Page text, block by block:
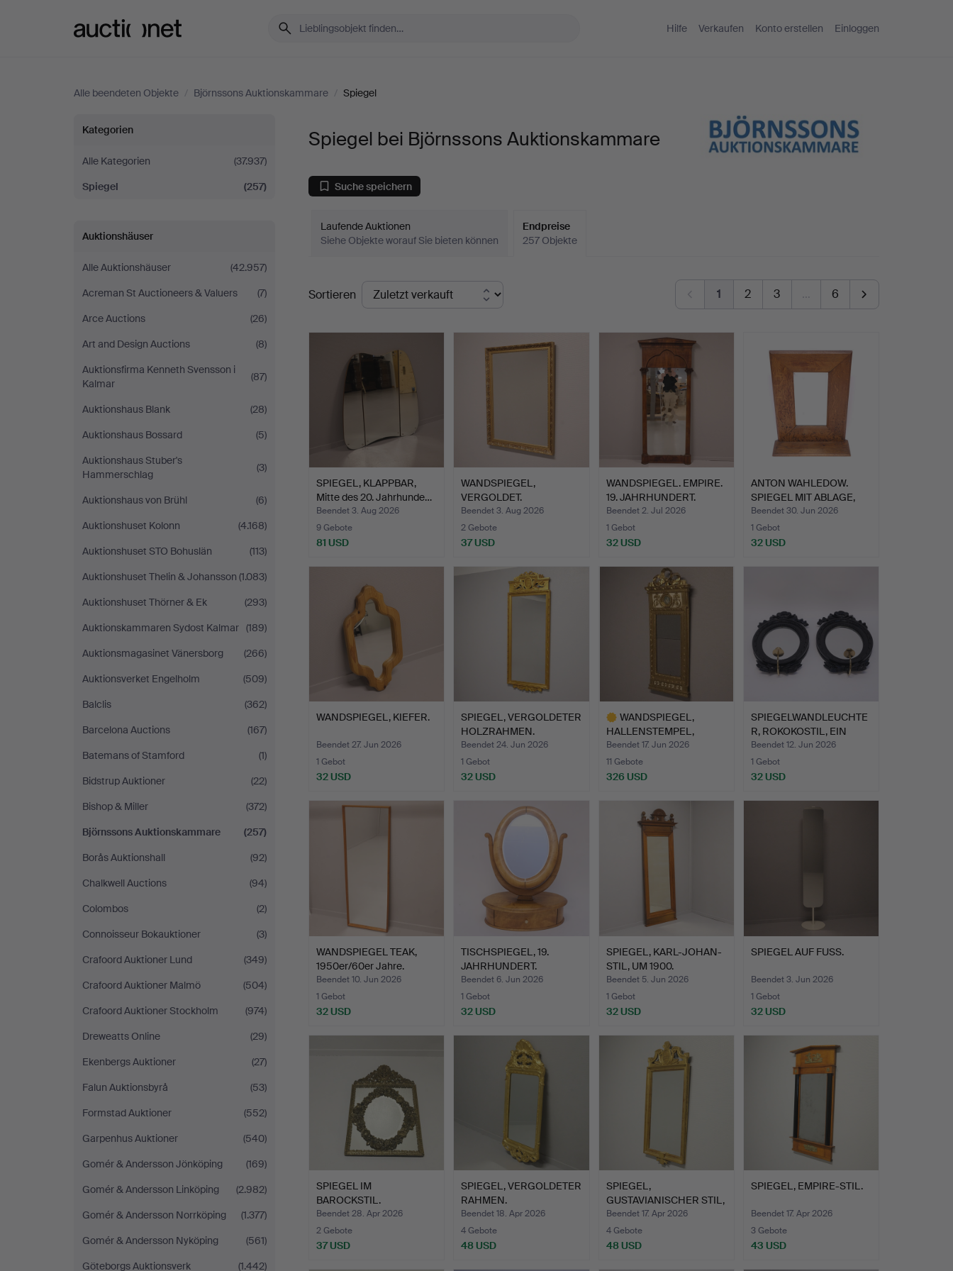
Hilfe Verkaufen Konto erstellen Einloggen
Alle beendeten Objekte / Björnssons Auktionskammare / Spiegel
Spiegel
bei
Björnssons
Auktionskammare
Kategorien
Alle Kategorien
(37.937)
Spiegel
(257)
Auktionshäuser
Alle Auktionshäuser
(42.957)
Acreman St Auctioneers & Valuers
(7)
Arce Auctions
(26)
Art and Design Auctions
(8)
Auktionsfirma Kenneth Svensson i
Kalmar
(87)
Auktionshaus Blank
(28)
Auktionshaus Bossard
(5)
Auktionshaus Stuber's
Hammerschlag
(3)
Auktionshaus von Brühl
(6)
Auktionshuset Kolonn
(4.168)
Auktionshuset STO Bohuslän
(113)
Auktionshuset Thelin & Johansson (1.083)
Auktionshuset Thörner & Ek
(293)
Auktionskammaren Sydost Kalmar (189)
Auktionsmagasinet Vänersborg
(266)
Auktionsverket Engelholm
(509)
Balclis
(362)
Barcelona Auctions
(167)
Batemans of Stamford
(1)
Bidstrup Auktioner
(22)
Bishop & Miller
(372)
Björnssons Auktionskammare
(257)
Borås Auktionshall
(92)
Chalkwell Auctions
(94)
Colombos
(2)
Connoisseur Bokauktioner
(3)
Crafoord Auktioner Lund
(349)
Crafoord Auktioner Malmö
(504)
Crafoord Auktioner Stockholm
(974)
Dreweatts Online
(29)
Ekenbergs Auktioner
(27)
Falun Auktionsbyrå
(53)
Formstad Auktioner
(552)
Garpenhus Auktioner
(540)
Gomér & Andersson Jönköping
(169)
Gomér & Andersson Linköping
(2.982)
Gomér & Andersson Norrköping
(1.377)
Gomér & Andersson Nyköping
(561)
Göteborgs Auktionsverk
(1.442)
Spiegel bei Björnssons Auktionskammare
Suche speichern
Laufende Auktionen
Siehe Objekte worauf Sie bieten können
Endpreise
257 Objekte
Endpreise
Sortieren 1 2 3 … 6
SPIEGEL, KLAPPBAR,
Mitte des 20. Jahrhunde…
Beendet 3. Aug 2026
9 Gebote
81 USD
WANDSPIEGEL,
VERGOLDET.
Beendet 3. Aug 2026
2 Gebote
37 USD
WANDSPIEGEL. EMPIRE.
19. JAHRHUNDERT.
Beendet 2. Jul 2026
1 Gebot
32 USD
ANTON WAHLEDOW.
SPIEGEL MIT ABLAGE,
RÜCKSE…
Beendet 30. Jun 2026
1 Gebot
32 USD
WANDSPIEGEL, KIEFER.
Beendet 27. Jun 2026
1 Gebot
32 USD
SPIEGEL, VERGOLDETER
HOLZRAHMEN.
Beendet 24. Jun 2026
1 Gebot
32 USD
WANDSPIEGEL,
HALLENSTEMPEL,
GUSTAVIANISCH,…
Beendet 17. Jun 2026
11 Gebote
326 USD
SPIEGELWANDLEUCHTE
R, ROKOKOSTIL, EIN
PAAR,…
Beendet 12. Jun 2026
1 Gebot
32 USD
WANDSPIEGEL TEAK,
1950er/60er Jahre.
Beendet 10. Jun 2026
1 Gebot
32 USD
TISCHSPIEGEL, 19.
JAHRHUNDERT.
Beendet 6. Jun 2026
1 Gebot
32 USD
SPIEGEL, KARL-JOHAN-
STIL, UM 1900.
Beendet 5. Jun 2026
1 Gebot
32 USD
SPIEGEL AUF FUSS.
Beendet 3. Jun 2026
1 Gebot
32 USD
SPIEGEL IM
BAROCKSTIL.
Beendet 28. Apr 2026
2 Gebote
37 USD
SPIEGEL, VERGOLDETER
RAHMEN.
Beendet 18. Apr 2026
4 Gebote
48 USD
SPIEGEL,
GUSTAVIANISCHER STIL,
VERGOLDET.
Beendet 17. Apr 2026
4 Gebote
48 USD
SPIEGEL, EMPIRE-STIL.
Beendet 17. Apr 2026
3 Gebote
43 USD